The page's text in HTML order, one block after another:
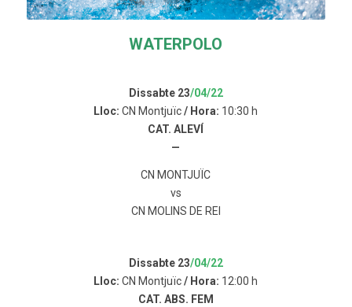
WATERPOLO
Dissabte 23/04/22
Lloc:CN Montjuïc/ Hora: 10:30 h
CAT. ALEVÍ
—
CN MONTJUÏC
vs
CN MOLINS DE REI
Dissabte 23/04/22
Lloc:CN Montjuïc/ Hora: 12:00 h
CAT. ABS. FEM